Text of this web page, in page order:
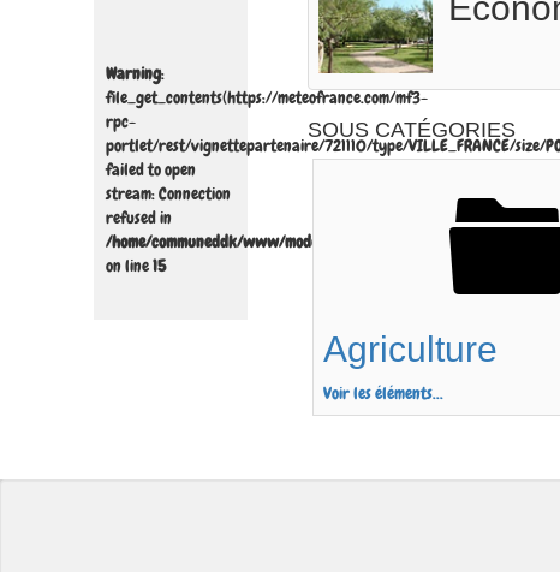
Warning:
file_get_contents(https://meteofrance.com/mf3-
rpc-
portlet/rest/vignettepartenaire/721110/type/VILLE_FRANCE/size/
failed to open
stream: Connection
refused in
/home/communeddk/www/modules/mod_meteofrance_vign/
on line15
SOUS CATÉGORIES
Agriculture
Voir les éléments...